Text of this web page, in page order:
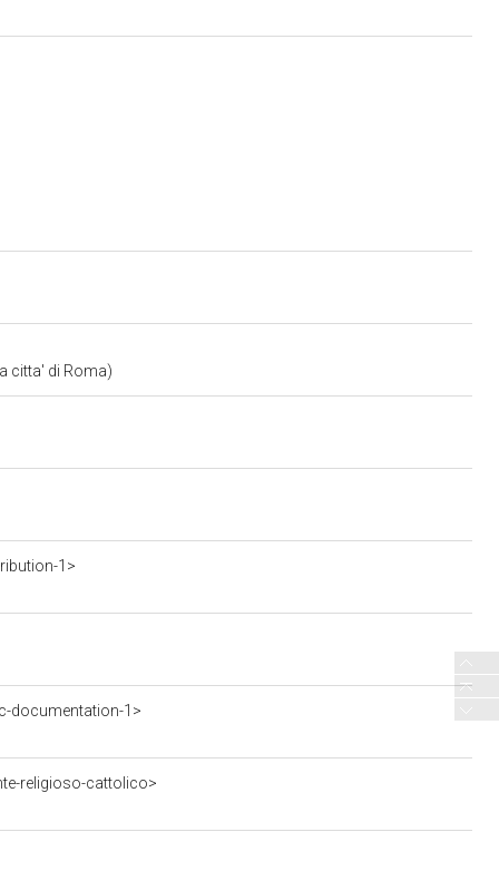
citta' di Roma)
1>
documentation-1>
religioso-cattolico>